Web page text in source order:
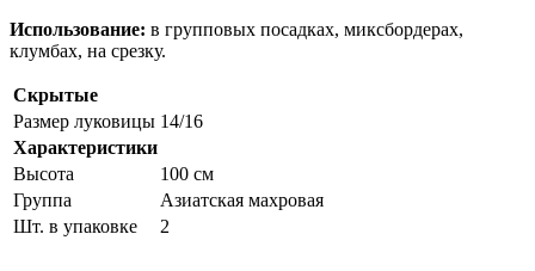
Использование: в групповых посадках, миксбордерах,
клумбах, на срезку.
Скрытые
Размер луковицы 14/16
Характеристики
Высота
100 см
Группа
Азиатская махровая
Шт. в упаковке
2